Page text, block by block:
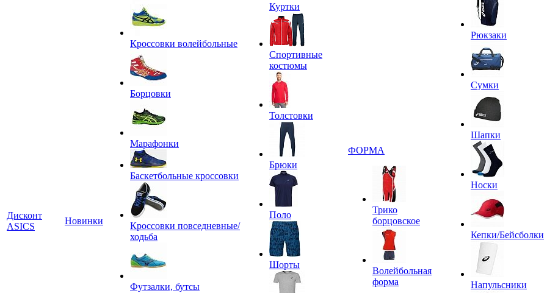
Дисконт
ASICS
Новинки
Кроссовки волейбольные
Борцовки
Марафонки
Баскетбольные кроссовки
Кроссовки повседневные/
ходьба
Футзалки, бутсы
Куртки
Спортивные
костюмы
Толстовки
Брюки
Поло
Шорты
ФОРМА
Трико
борцовское
Волейбольная
форма
Рюкзаки
Сумки
Шапки
Носки
Кепки/Бейсболки
Напульсники